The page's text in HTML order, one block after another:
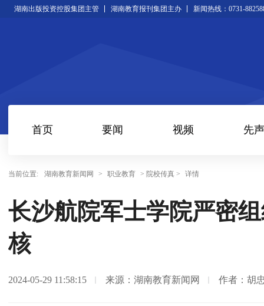
湖南出版投资控股集团主管 湖南教育报刊集团主办 新闻热线：0731-
首页 要闻 视频 先声
当前位置: 湖南教育新闻网 > 职业教育 > 院校传真 > 详情
长沙航院军士学院严密
核
2024-05-29 11:58:15 来源：湖南教育新闻网 作者：胡